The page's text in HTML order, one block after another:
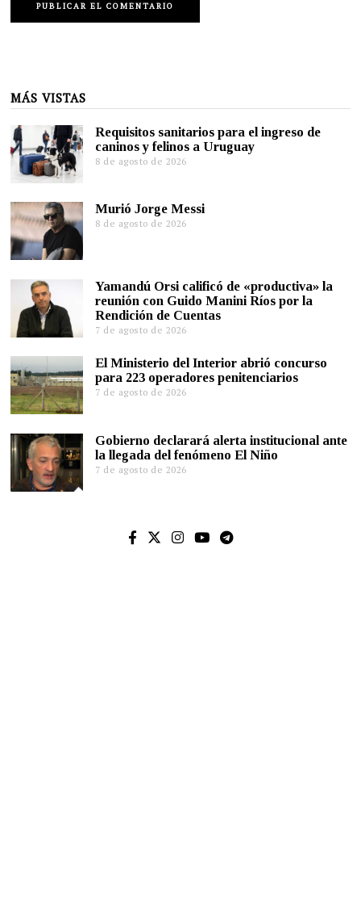
MÁS VISTAS
Requisitos sanitarios para el ingreso de
caninos y felinos a Uruguay
8 de agosto de 2026
Murió Jorge Messi
8 de agosto de 2026
Yamandú Orsi calificó de «productiva» la
reunión con Guido Manini Ríos por la
Rendición de Cuentas
7 de agosto de 2026
El Ministerio del Interior abrió concurso
para 223 operadores penitenciarios
7 de agosto de 2026
Gobierno declarará alerta institucional ante
la llegada del fenómeno El Niño
7 de agosto de 2026